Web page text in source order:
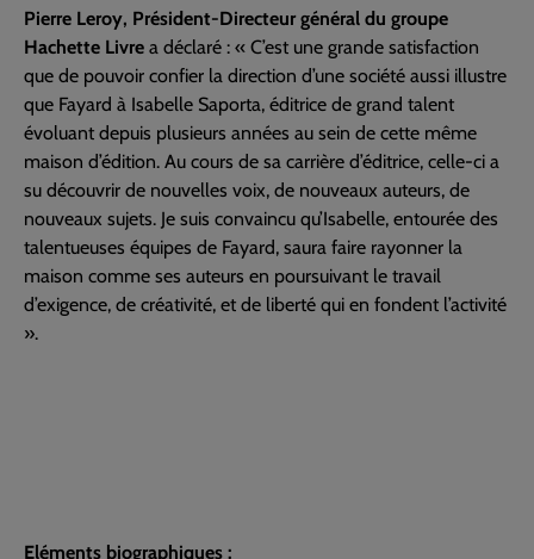
Pierre Leroy, Président-Directeur général du groupe
Hachette Livre a déclaré : « C’est une grande satisfaction
que de pouvoir confier la direction d’une société aussi illustre
que Fayard à Isabelle Saporta, éditrice de grand talent
évoluant depuis plusieurs années au sein de cette même
maison d’édition. Au cours de sa carrière d’éditrice, celle-ci a
su découvrir de nouvelles voix, de nouveaux auteurs, de
nouveaux sujets. Je suis convaincu qu’Isabelle, entourée des
talentueuses équipes de Fayard, saura faire rayonner la
maison comme ses auteurs en poursuivant le travail
d’exigence, de créativité, et de liberté qui en fondent l’activité
».
Eléments biographiques :